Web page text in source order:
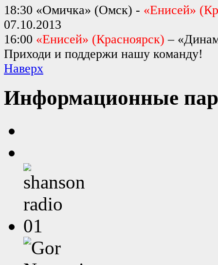
18:30 «Омичка» (Омск) - «Енисей»
07.10.2013
16:00 «Енисей» (Красноярск) –
Приходи и поддержи нашу команду!
Наверх
Информационные